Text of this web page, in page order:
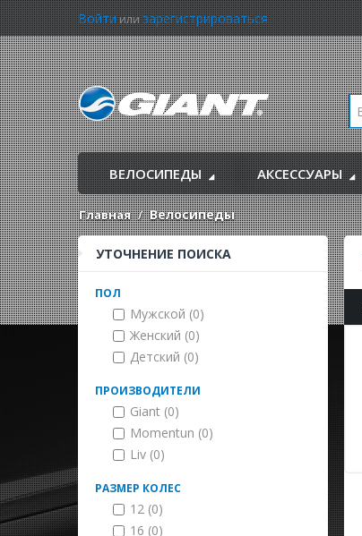
Войтиилизарегистрироваться
ВЕЛОСИПЕДЫ АКСЕССУАРЫ
Главная Велосипеды
УТОЧНЕНИЕ ПОИСКА
ПОЛ
Мужской (0)
Женский (0)
Детский (0)
ПРОИЗВОДИТЕЛИ
Giant (0)
Momentun (0)
Liv (0)
РАЗМЕР КОЛЕС
12 (0)
16 (0)